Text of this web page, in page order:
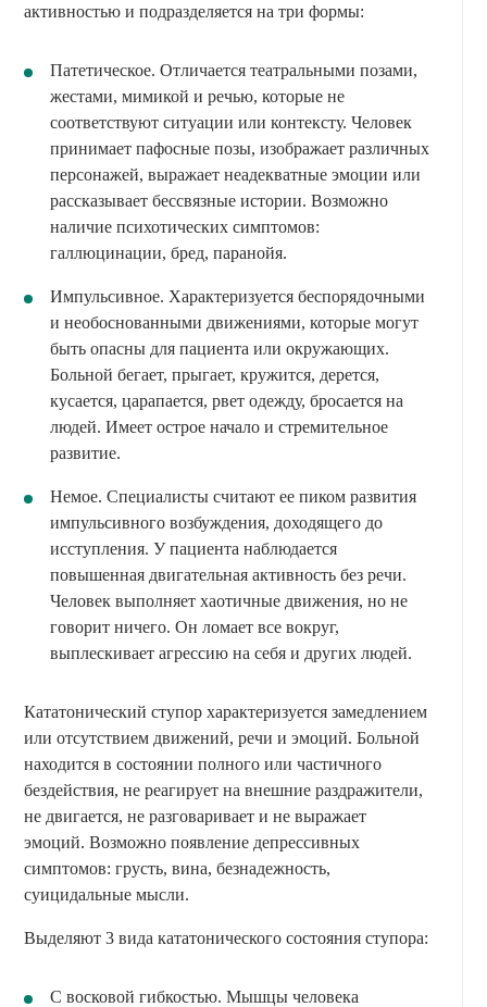
активностью и подразделяется на три формы:
Патетическое. Отличается театральными позами,
жестами, мимикой и речью, которые не
соответствуют ситуации или контексту. Человек
принимает пафосные позы, изображает различных
персонажей, выражает неадекватные эмоции или
рассказывает бессвязные истории. Возможно
наличие психотических симптомов:
галлюцинации, бред, паранойя.
Импульсивное. Характеризуется беспорядочными
и необоснованными движениями, которые могут
быть опасны для пациента или окружающих.
Больной бегает, прыгает, кружится, дерется,
кусается, царапается, рвет одежду, бросается на
людей. Имеет острое начало и стремительное
развитие.
Немое. Специалисты считают ее пиком развития
импульсивного возбуждения, доходящего до
исступления. У пациента наблюдается
повышенная двигательная активность без речи.
Человек выполняет хаотичные движения, но не
говорит ничего. Он ломает все вокруг,
выплескивает агрессию на себя и других людей.
Кататонический ступор характеризуется замедлением
или отсутствием движений, речи и эмоций. Больной
находится в состоянии полного или частичного
бездействия, не реагирует на внешние раздражители,
не двигается, не разговаривает и не выражает
эмоций. Возможно появление депрессивных
симптомов: грусть, вина, безнадежность,
суицидальные мысли.
Выделяют 3 вида кататонического состояния ступора:
С восковой гибкостью. Мышцы человека